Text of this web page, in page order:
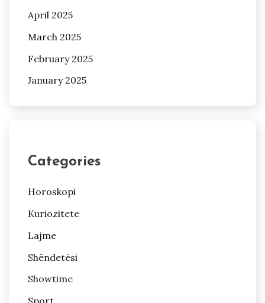
April 2025
March 2025
February 2025
January 2025
Categories
Horoskopi
Kuriozitete
Lajme
Shëndetësi
Showtime